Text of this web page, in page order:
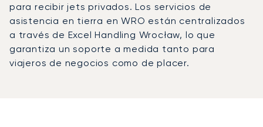
para recibir jets privados. Los servicios de
asistencia en tierra en WRO están centralizados
a través de Excel Handling Wrocław, lo que
garantiza un soporte a medida tanto para
viajeros de negocios como de placer.